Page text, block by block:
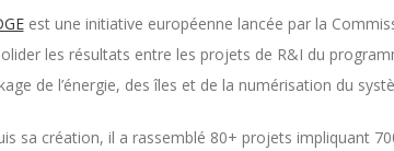
est une initiative européenne lancée par la
les résultats entre les projets de R&I du
de l’énergie, des îles et de la numérisation du
sa création, il a rassemblé 80+ projets impliquant